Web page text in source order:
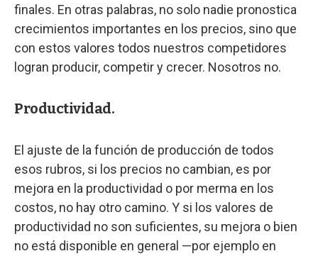
finales. En otras palabras, no solo nadie pronostica
crecimientos importantes en los precios, sino que
con estos valores todos nuestros competidores
logran producir, competir y crecer. Nosotros no.
Productividad.
El ajuste de la función de producción de todos
esos rubros, si los precios no cambian, es por
mejora en la productividad o por merma en los
costos, no hay otro camino. Y si los valores de
productividad no son suficientes, su mejora o bien
no está disponible en general —por ejemplo en